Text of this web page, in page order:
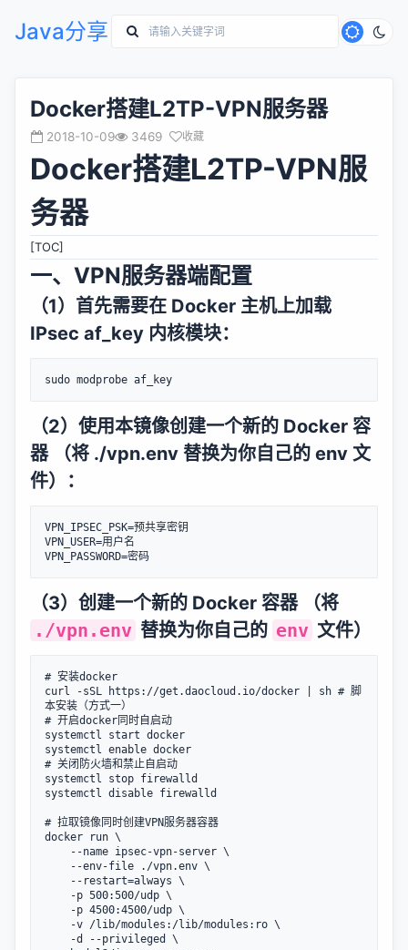
Java分享
Docker搭建L2TP-VPN服务器
2018-10-09 3469 收藏
Docker搭建L2TP-VPN服
务器
[TOC]
一、VPN服务器端配置
（1）首先需要在 Docker 主机上加载
IPsec af_key 内核模块：
（2）使用本镜像创建一个新的 Docker 容
器 （将 ./vpn.env 替换为你自己的 env 文
件）：
VPN_IPSEC_PSK=预共享密钥
VPN_USER=用户名
（3）创建一个新的 Docker 容器 （将
./vpn.env 替换为你自己的 env 文件）
# 安装docker
curl -sSL https://get.daocloud.io/docker | sh # 脚
本安装（方式一）
# 开启docker同时自启动
systemctl start docker
systemctl enable docker
# 关闭防火墙和禁止自启动
systemctl stop firewalld
systemctl disable firewalld
# 拉取镜像同时创建VPN服务器容器
docker run \